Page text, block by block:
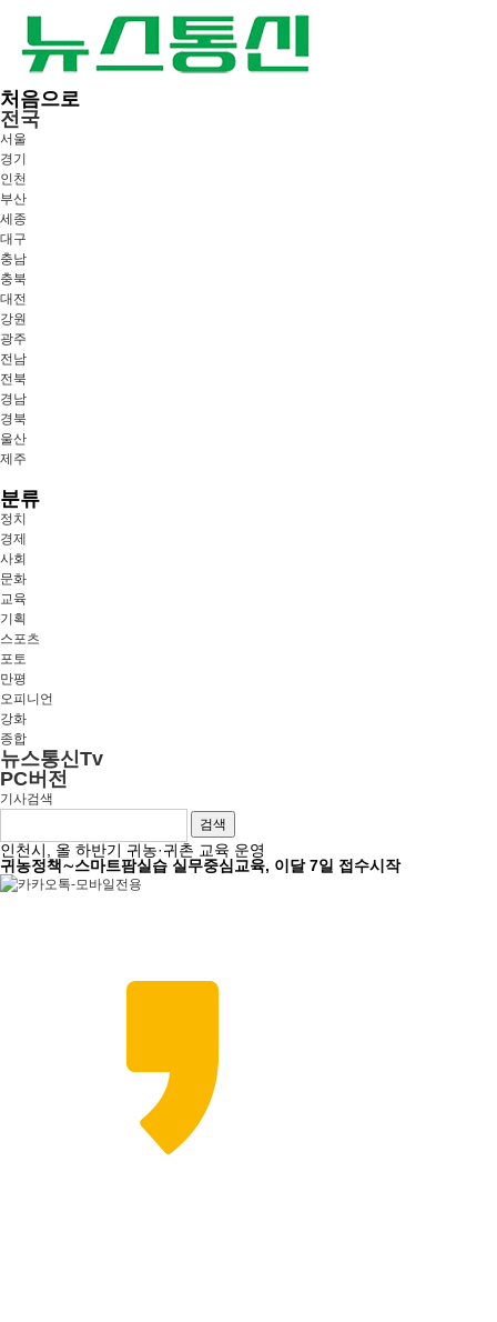
처음으로
전국
서울
경기
인천
부산
세종
대구
충남
충북
대전
강원
광주
전남
전북
경남
경북
울산
제주
분류
정치
경제
사회
문화
교육
기획
스포츠
포토
만평
오피니언
강화
종합
뉴스통신Tv
PC버전
기사검색
검색
인천시, 올 하반기 귀농·귀촌 교육 운영
귀농정책∼스마트팜실습 실무중심교육, 이달 7일 접수시작